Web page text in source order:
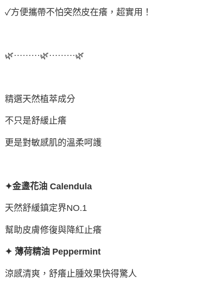
✓方便攜帶不怕突然皮在癢，超實用！
🌿·········🌿·········🌿
精選天然植萃成分
不只是舒緩止癢
更是對敏感肌的溫柔呵護
✦金盞花油 Calendula
天然舒緩鎮定界NO.1
幫助皮膚修復與降紅止癢
✦ 薄荷精油 Peppermint
涼感清爽，舒癢止腫效果快得驚人